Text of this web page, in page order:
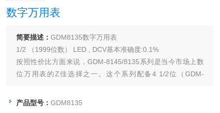
数字万用表
简要描述：GDM8135数字万用表
1/2 （1999位数） LED , DCV基本准确度:0.1%
按照性价比方面来说，GDM-8145/8135系列是当今市场上数
位万用表的Z佳选择之一。这个系列配备4 1/2位（GDM-
产品型号：GDM8135